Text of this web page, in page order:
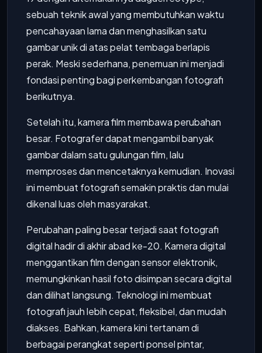
sebuah teknik awal yang membutuhkan waktu
pencahayaan lama dan menghasilkan satu
gambar unik di atas pelat tembaga berlapis
perak. Meski sederhana, penemuan ini menjadi
fondasi penting bagi perkembangan fotografi
berikutnya.
Setelah itu, kamera film membawa perubahan
besar. Fotografer dapat mengambil banyak
gambar dalam satu gulungan film, lalu
memproses dan mencetaknya kemudian. Inovasi
ini membuat fotografi semakin praktis dan mulai
dikenal luas oleh masyarakat.
Perubahan paling besar terjadi saat fotografi
digital hadir di akhir abad ke-20. Kamera digital
menggantikan film dengan sensor elektronik,
memungkinkan hasil foto disimpan secara digital
dan dilihat langsung. Teknologi ini membuat
fotografi jauh lebih cepat, fleksibel, dan mudah
diakses. Bahkan, kamera kini tertanam di
berbagai perangkat seperti ponsel pintar,